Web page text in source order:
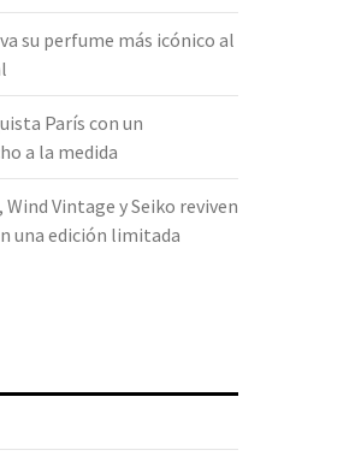
su perfume más icónico al
París con un
a la medida
Vintage y Seiko reviven
una edición limitada